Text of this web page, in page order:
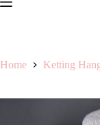
Home Ketting